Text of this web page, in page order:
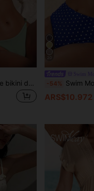
Swim Chiccia Conjunto de bikini de mujer 2026 nuevo para verano, playa y vacaciones, elegante con decoración de cuentas, plisado, con aros, unicolor, espalda descubierta, sexy y de cintura alta
20
-54% Swim Mod Conjunto de bikini de 2 piezas con parte
ARS$10.972